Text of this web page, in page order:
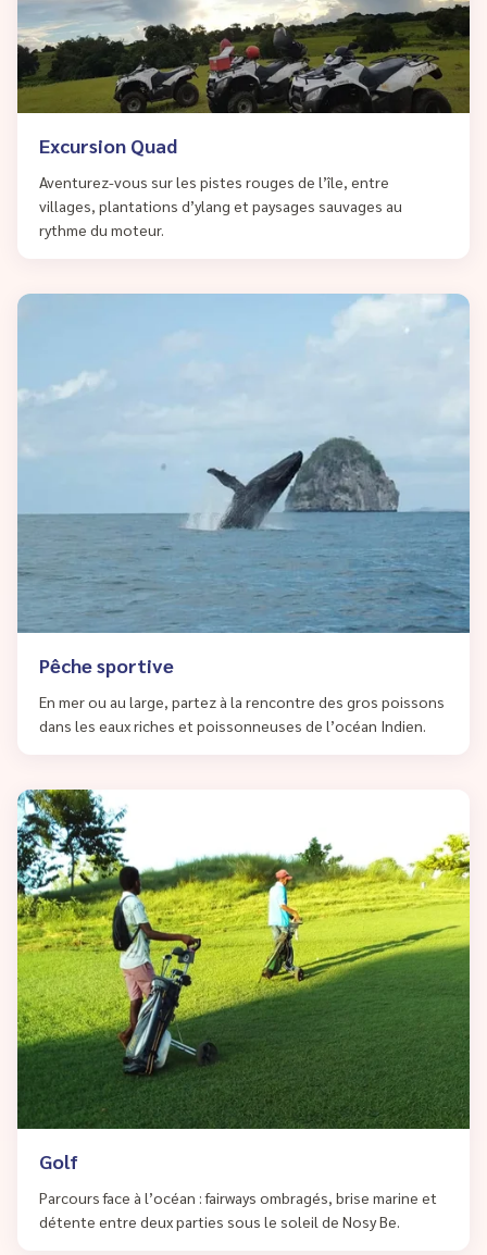
Excursion Quad
Aventurez-vous sur les pistes rouges de l’île, entre
villages, plantations d’ylang et paysages sauvages au
rythme du moteur.
Pêche sportive
En mer ou au large, partez à la rencontre des gros poissons
dans les eaux riches et poissonneuses de l’océan Indien.
Golf
Parcours face à l’océan : fairways ombragés, brise marine et
détente entre deux parties sous le soleil de Nosy Be.